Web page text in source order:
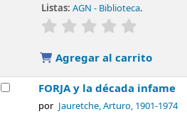
Listas: AGN - Biblioteca.
valoración
Agregar al carrito
FORJA y la década infame
por Jauretche, Arturo, 1901-1974